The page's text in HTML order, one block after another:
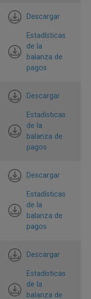
del PIB
cuenta financiera se
Por ejemplo, si la
es negativa
externa y/o liquidar
Descargar
Estadísticas
de la
balanza de
pagos
Descargar
Estadísticas
de la
balanza de
pagos
Descargar
Estadísticas
de la
balanza de
pagos
Descargar
Estadísticas
de la
balanza de